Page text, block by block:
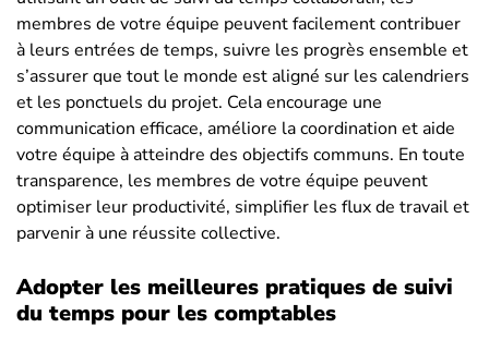
membres de votre équipe peuvent facilement contribuer
à leurs entrées de temps, suivre les progrès ensemble et
s’assurer que tout le monde est aligné sur les calendriers
et les ponctuels du projet. Cela encourage une
communication efficace, améliore la coordination et aide
votre équipe à atteindre des objectifs communs. En toute
transparence, les membres de votre équipe peuvent
optimiser leur productivité, simplifier les flux de travail et
parvenir à une réussite collective.
Adopter les meilleures pratiques de suivi
du temps pour les comptables